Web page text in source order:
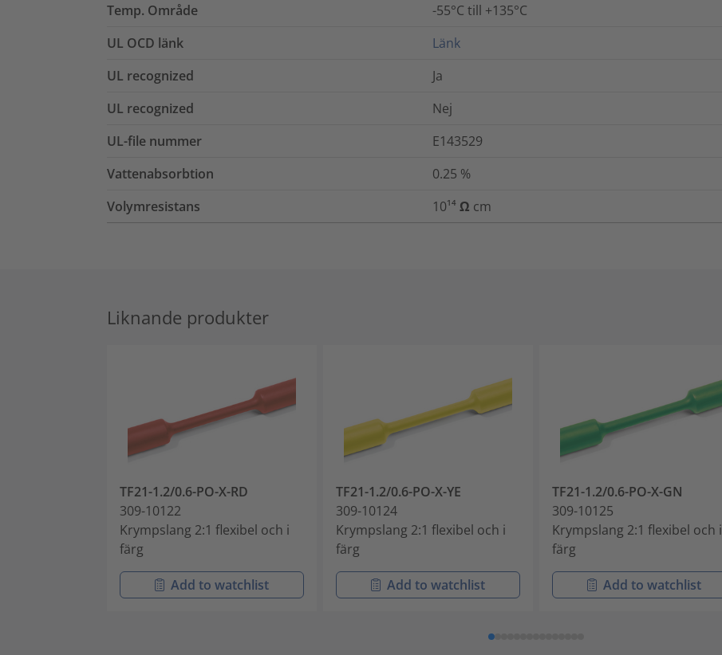
Temp. Område
-55°C till +135°C
UL OCD länk
Länk
UL recognized
Ja
UL recognized
Nej
UL-file nummer
E143529
Vattenabsorbtion
0.25 %
Volymresistans
10¹⁴ Ω cm
Liknande produkter
TF21-1.2/0.6-PO-X-RD
309-10122
Krympslang 2:1 flexibel och i
färg
Add to watchlist
TF21-1.2/0.6-PO-X-YE
309-10124
Krympslang 2:1 flexibel och i
färg
Add to watchlist
TF21-1.2/0.6-PO-X-GN
309-10125
Krympslang 2:1 flexibel och i
färg
Add to watchlist